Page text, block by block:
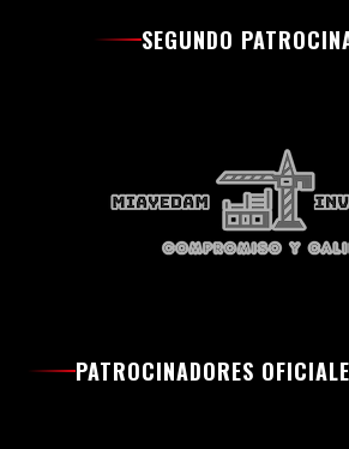
SEGUNDO
PATROCINADORES